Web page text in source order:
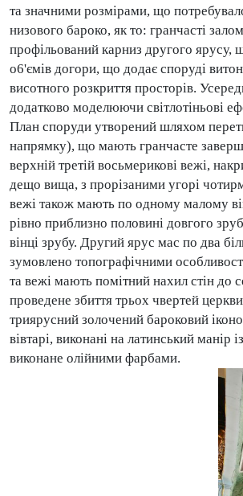
та значними розмірами, що
низового бароко, як то: гранчасті
профільований карниз другого ярусу,
о6'ємів догори, що додає споруді
висотного розкриття просторів.
додатково моделюючи світлотіньові
План споруди утворений шляхом
напрямку), що мають гранчасте
верхній третій восьмерикові вежі,
дещо вища, з прорізаними угорі
вежі також мають по одному малому
рівно приблизно половині довгого
вінці зрубу. Другий ярус мас по два
зумовлено топографічними
та вежі мають помітний нахил стін до
проведене збиття трьох чвертей
триярусний золочений бароковий
вівтарі, виконані на латинський
виконане олійними фарбами.